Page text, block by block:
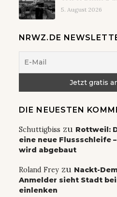
5. August 2026
NRWZ.DE
DIE NEUESTEN
Schuttigbiss zu Rottweil:
eine neue Flussschleife
wird abgebaut
Roland Frey zu Nackt-
Anmelder sieht Stadt
einlenken